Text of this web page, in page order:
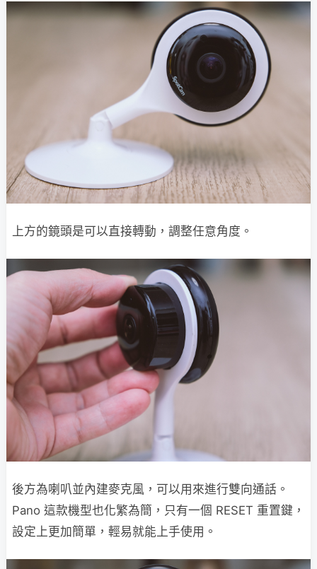
上方的鏡頭是可以直接轉動，調整任意角度。
後方為喇叭並內建麥克風，可以用來進行雙向通話。
Pano 這款機型也化繁為簡，只有一個 RESET 重置鍵，
設定上更加簡單，輕易就能上手使用。